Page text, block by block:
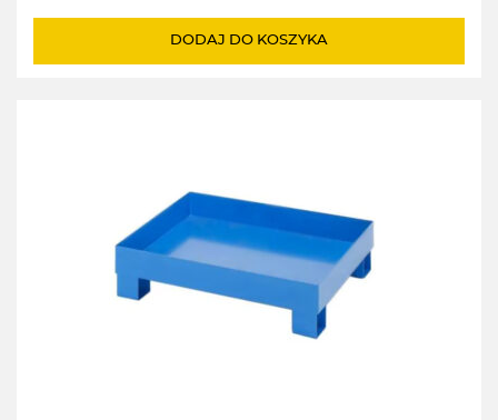
DODAJ DO KOSZYKA